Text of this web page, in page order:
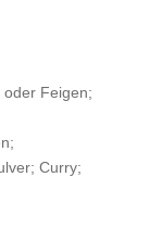
oder Feigen;
Curry;